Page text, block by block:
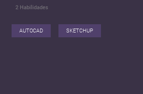
2 Habilidades
AUTOCAD SKETCHUP